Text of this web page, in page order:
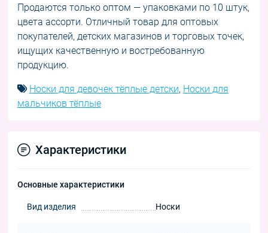
Продаются только оптом — упаковками по 10 штук,
цвета ассорти. Отличный товар для оптовых
покупателей, детских магазинов и торговых точек,
ищущих качественную и востребованную
продукцию.
Носки для девочек тёплые детски, Носки для
мальчиков тёплые
Характеристики
Основные характеристики
Вид изделия Носки